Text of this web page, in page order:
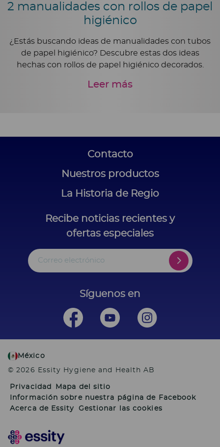
2 manualidades con rollos de papel
higiénico
¿Estás buscando ideas de manualidades con tubos
de papel higiénico? Descubre estas dos ideas
hechas con rollos de papel higiénico decorados.
Leer más
Contacto
Nuestros productos
La Historia de Regio
Recibe noticias recientes y
ofertas especiales
Correo electrónico
Síguenos en
México
© 2026 Essity Hygiene and Health AB
Privacidad
Mapa del sitio
Información sobre nuestra página de Facebook
Acerca de Essity
Gestionar las cookies